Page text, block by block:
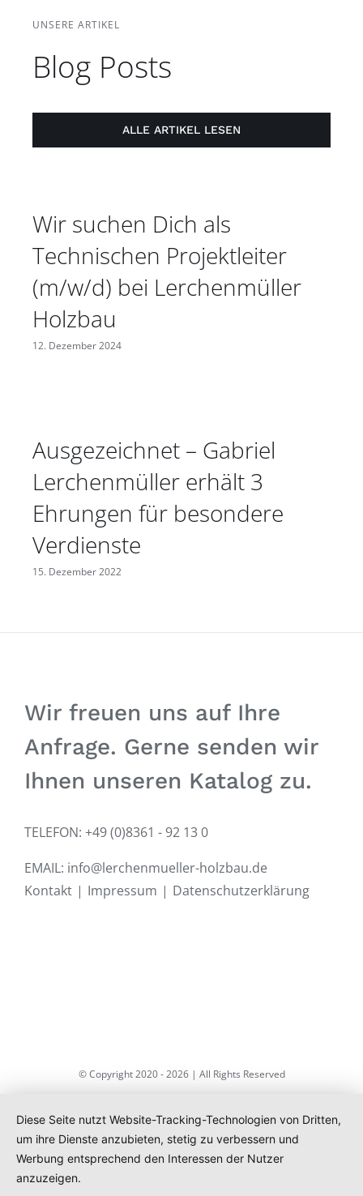
UNSERE ARTIKEL
Blog Posts
ALLE ARTIKEL LESEN
Wir suchen Dich als
Technischen Projektleiter
(m/w/d) bei Lerchenmüller
Holzbau
12. Dezember 2024
Ausgezeichnet – Gabriel
Lerchenmüller erhält 3
Ehrungen für besondere
Verdienste
15. Dezember 2022
Wir freuen uns auf Ihre
Anfrage. Gerne senden wir
Ihnen unseren Katalog zu.
TELEFON: +49 (0)8361 - 92 13 0
EMAIL: info@lerchenmueller-holzbau.de
Kontakt
Impressum Datenschutzerklärung
© Copyright 2020 -2026 | All Rights Reserved
Diese Seite nutzt Website-Tracking-Technologien von Dritten,
um ihre Dienste anzubieten, stetig zu verbessern und
Werbung entsprechend den Interessen der Nutzer
anzuzeigen.